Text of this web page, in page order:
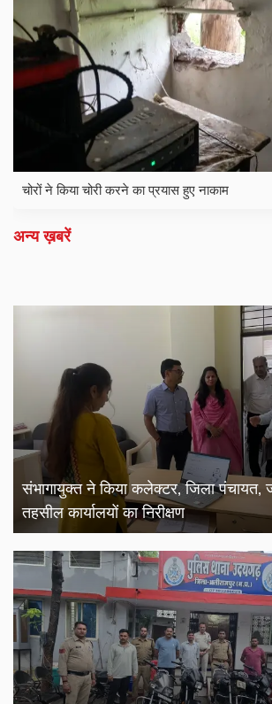
चोरों ने किया चोरी करने का प्रयास हुए नाकाम
अन्य ख़बरें
संभागायुक्त ने किया कलेक्टर, जिला पंचायत,
तहसील कार्यालयों का निरीक्षण